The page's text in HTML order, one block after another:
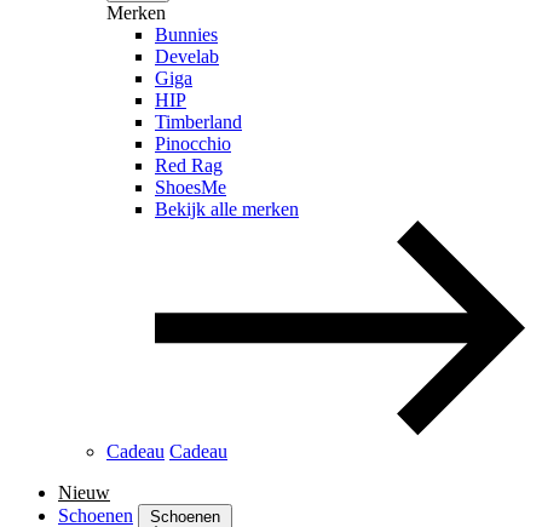
Merken
Bunnies
Develab
Giga
HIP
Timberland
Pinocchio
Red Rag
ShoesMe
Bekijk alle merken
Cadeau Cadeau
Nieuw
Schoenen
Schoenen